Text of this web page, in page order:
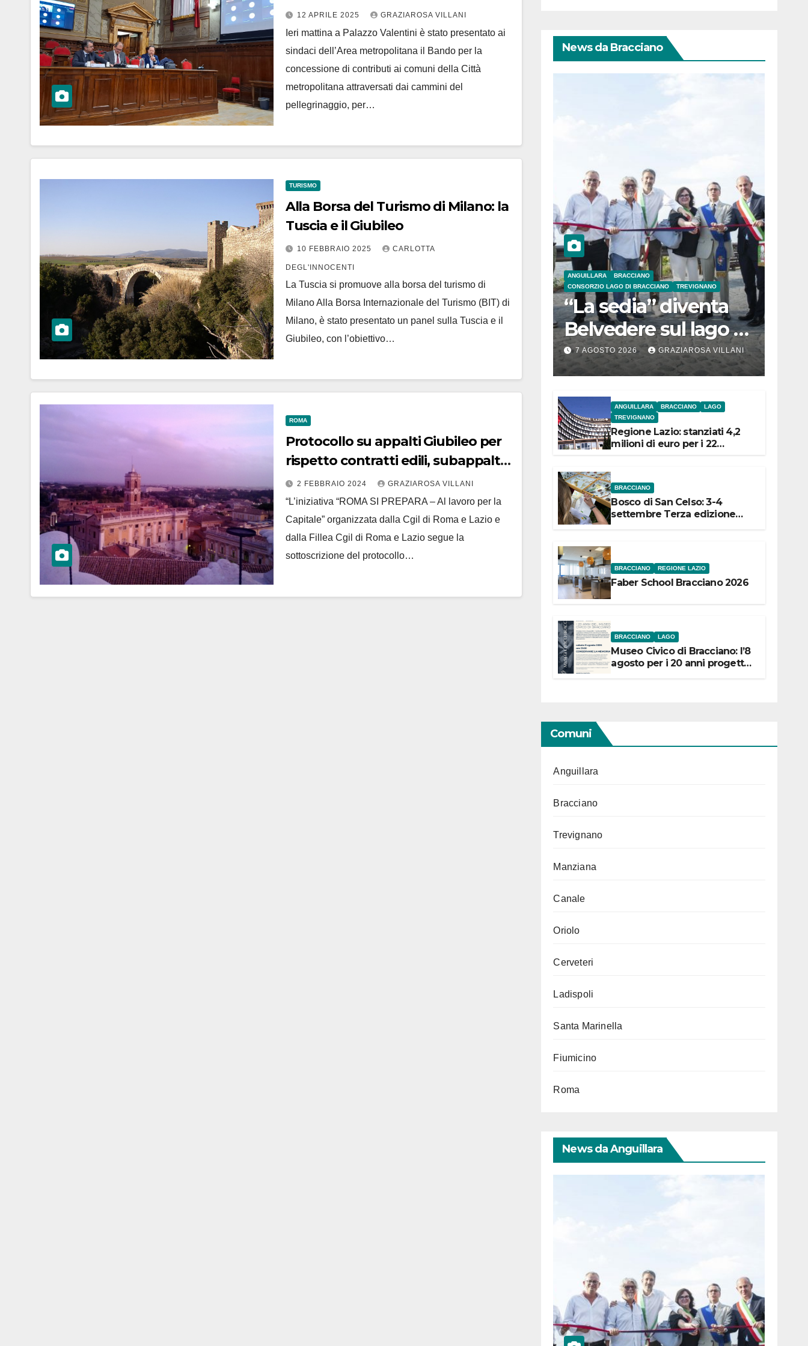
Bando “Cammini del Giubileo
12 APRILE 2025 GRAZIAROSA VILLANI
Ieri mattina a Palazzo Valentini è stato presentato ai
sindaci dell’Area metropolitana il Bando per la
concessione di contributi ai comuni della Città
metropolitana attraversati dai cammini del
pellegrinaggio, per…
TURISMO
Alla Borsa del Turismo di Milano: la
Tuscia e il Giubileo
10 FEBBRAIO 2025 CARLOTTA
DEGL'INNOCENTI
La Tuscia si promuove alla borsa del turismo di
Milano Alla Borsa Internazionale del Turismo (BIT) di
Milano, è stato presentato un panel sulla Tuscia e il
Giubileo, con l’obiettivo…
ROMA
Protocollo su appalti Giubileo per
rispetto contratti edili, subappalti
e sicurezza
2 FEBBRAIO 2024 GRAZIAROSA VILLANI
“L’iniziativa “ROMA SI PREPARA – Al lavoro per la
Capitale” organizzata dalla Cgil di Roma e Lazio e
dalla Fillea Cgil di Roma e Lazio segue la
sottoscrizione del protocollo…
News da Bracciano
ANGUILLARA
BRACCIANO
CONSORZIO LAGO DI BRACCIANO
TREVIGNANO
“La sedia” diventa
Belvedere sul lago di
Bracciano: ieri
l’inaugurazione
7 AGOSTO 2026 GRAZIAROSA VILLANI
ANGUILLARA BRACCIANO
LAGO
TREVIGNANO
Regione Lazio: stanziati 4,2
milioni di euro per i 22
BRACCIANO
Bosco di San Celso: 3-4
settembre Terza edizione
BRACCIANO REGIONE LAZIO
Faber School Bracciano 2026
BRACCIANO LAGO
Museo Civico di Bracciano: l’8
agosto per i 20 anni progetto
Comuni
Anguillara
Bracciano
Trevignano
Manziana
Canale
Oriolo
Cerveteri
Ladispoli
Santa Marinella
Fiumicino
Roma
News da Anguillara